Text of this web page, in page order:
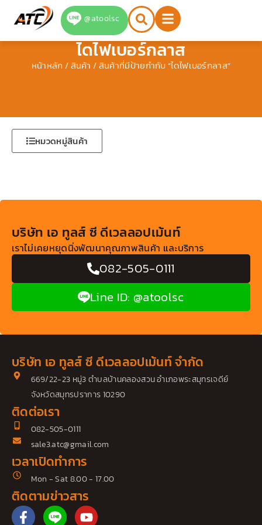
content
@atoolsc
ไดไฟเบอร์กลาส
หน้าหลัก /สินค้า / สินค้าที่มีป้ายกำกับ “ไดไฟเบอร์กลาส”
หมวดหมู่สินค้า
บริษัท เอ ทูลส์ ซี ดีเวลลอปเม้นท์
เราไม่เคยหยุดนิ่งพัฒนาคุณภาพสินค้า และบริการ
082-505-0111
Line ID: @atoolsc
บริษัท เอ ทูลส์ ซี ดีเวลลอปเม้นท์ จำกัด
669/22-23 หมู่3 ตำบลบ้านคลองสวน อำเภอพระสมุทรเจดีย์
จังหวัดสมุทรปราการ 10290
ติดต่อเรา
082-505-0111
sale3.atc@gmail.com
เวลาเปิดทำการ
Mon - Sat 8.00 - 17.00
ติดตามข่าวสาร
F Y